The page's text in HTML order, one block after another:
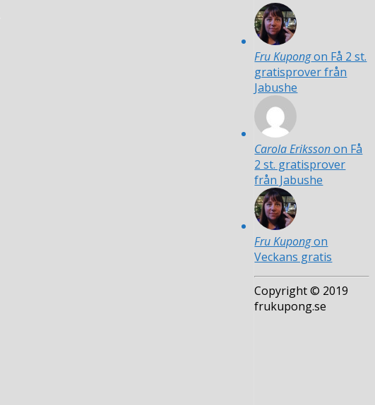
Fru Kupongon Få 2 st.
gratisprover från
Jabushe
Carola Erikssonon Få
2 st. gratisprover
från Jabushe
Fru Kupongon
Veckans gratis
Copyright © 2019
frukupong.se